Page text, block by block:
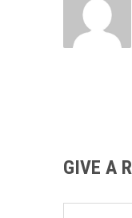
GIVE A